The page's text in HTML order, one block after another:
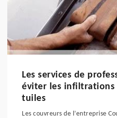
Les services de
éviter les infiltrations
tuiles
Les couvreurs de l’entreprise